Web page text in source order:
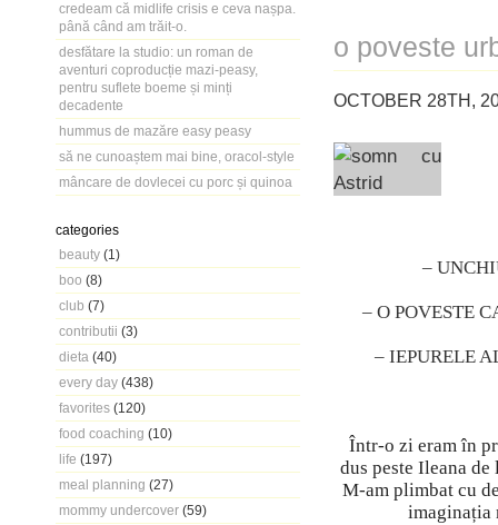
credeam că midlife crisis e ceva nașpa.
până când am trăit-o.
desfătare la studio: un roman de
aventuri coproducție mazi-peasy,
pentru suflete boeme și minți
decadente
hummus de mazăre easy peasy
să ne cunoaștem mai bine, oracol-style
mâncare de dovlecei cu porc și quinoa
categories
beauty (1)
boo (8)
club (7)
contributii (3)
dieta (40)
every day (438)
favorites (120)
food coaching (10)
life (197)
meal planning (27)
mommy undercover (59)
o poveste
OCTOBER 28TH,
–
– O POVESTE
– IEPURELE
Într-o zi eram în
dus peste Ileana de
M-am plimbat cu
imaginația